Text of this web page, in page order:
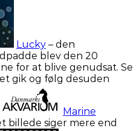
Lucky – den
blev den 20
for at blive genudsat. Se
gik og følg desuden
Marine
billede siger mere end